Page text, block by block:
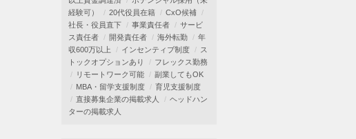
経験可）
20代役員在籍
CxO候補
社長・役員直下
事業責任者
サービ
ス責任者
開発責任者 海外転勤
年
収600万以上
インセンティブ制度
ス
トックオプションあり
フレックス勤務
リモートワーク可能
副業してもOK
MBA・留学支援制度
育児支援制度
直接募集企業の掲載求人
ヘッドハン
ターの掲載求人